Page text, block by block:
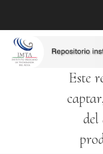
Este
del